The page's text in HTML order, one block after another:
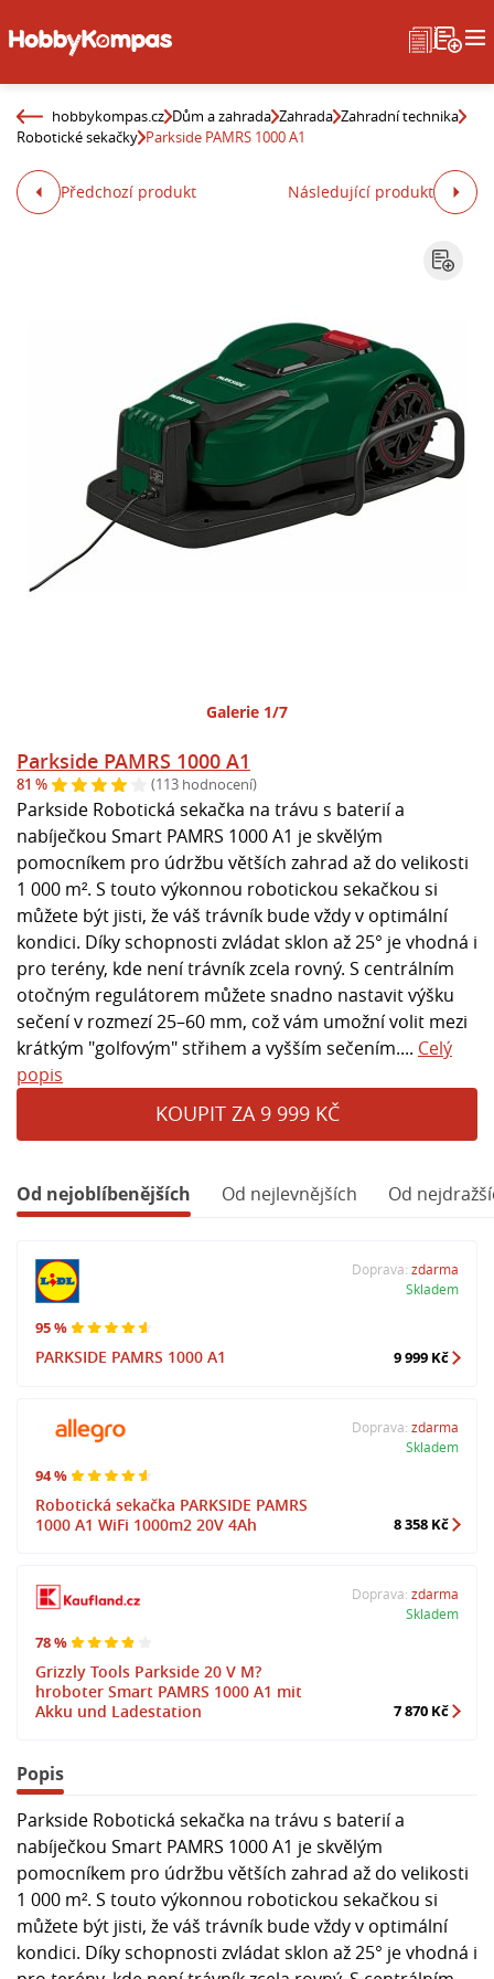
hobbykompas.cz Dům a zahrada Zahrada Zahradní technika
Robotické sekačky Parkside PAMRS 1000 A1
Předchozí produkt Následující produkt
Galerie 1/7
Parkside PAMRS 1000 A1
81 % (113 hodnocení)
Parkside Robotická sekačka na trávu s baterií a
nabíječkou Smart PAMRS 1000 A1 je skvělým
pomocníkem pro údržbu větších zahrad až do velikosti
1 000 m². S touto výkonnou robotickou sekačkou si
můžete být jisti, že váš trávník bude vždy v optimální
kondici. Díky schopnosti zvládat sklon až 25° je vhodná i
pro terény, kde není trávník zcela rovný. S centrálním
otočným regulátorem můžete snadno nastavit výšku
sečení v rozmezí 25–60 mm, což vám umožní volit mezi
krátkým "golfovým" střihem a vyšším sečením.... Celý
popis
KOUPIT ZA 9 999 KČ
Od nejoblíbenějších Od nejlevnějších Od
95 %
PARKSIDE PAMRS 1000 A1
Doprava: zdarma
Skladem
9 999 Kč
94 %
Robotická sekačka PARKSIDE PAMRS
1000 A1 WiFi 1000m2 20V 4Ah
Doprava: zdarma
Skladem
8 358 Kč
78 %
Grizzly Tools Parkside 20 V M?
hroboter Smart PAMRS 1000 A1 mit
Akku und Ladestation
Doprava: zdarma
Skladem
7 870 Kč
Popis
Parkside Robotická sekačka na trávu s baterií a
nabíječkou Smart PAMRS 1000 A1 je skvělým
pomocníkem pro údržbu větších zahrad až do velikosti
1 000 m². S touto výkonnou robotickou sekačkou si
můžete být jisti, že váš trávník bude vždy v optimální
kondici. Díky schopnosti zvládat sklon až 25° je vhodná i